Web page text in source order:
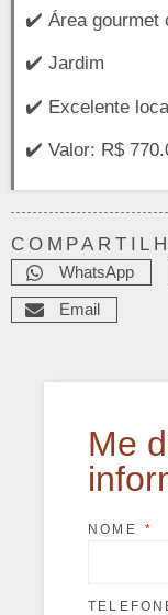
✔️ Área gourmet
✔️ Jardim
✔️ Excelente
✔️ Valor: R$
WhatsApp
Email
Me
NOME